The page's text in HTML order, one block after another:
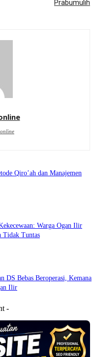
Prabumulih
Qiro’ah dan Manajemen
Warga Ogan Ilir
Tidak Tuntas
Bebas Beroperasi, Kemana
Ilir
-